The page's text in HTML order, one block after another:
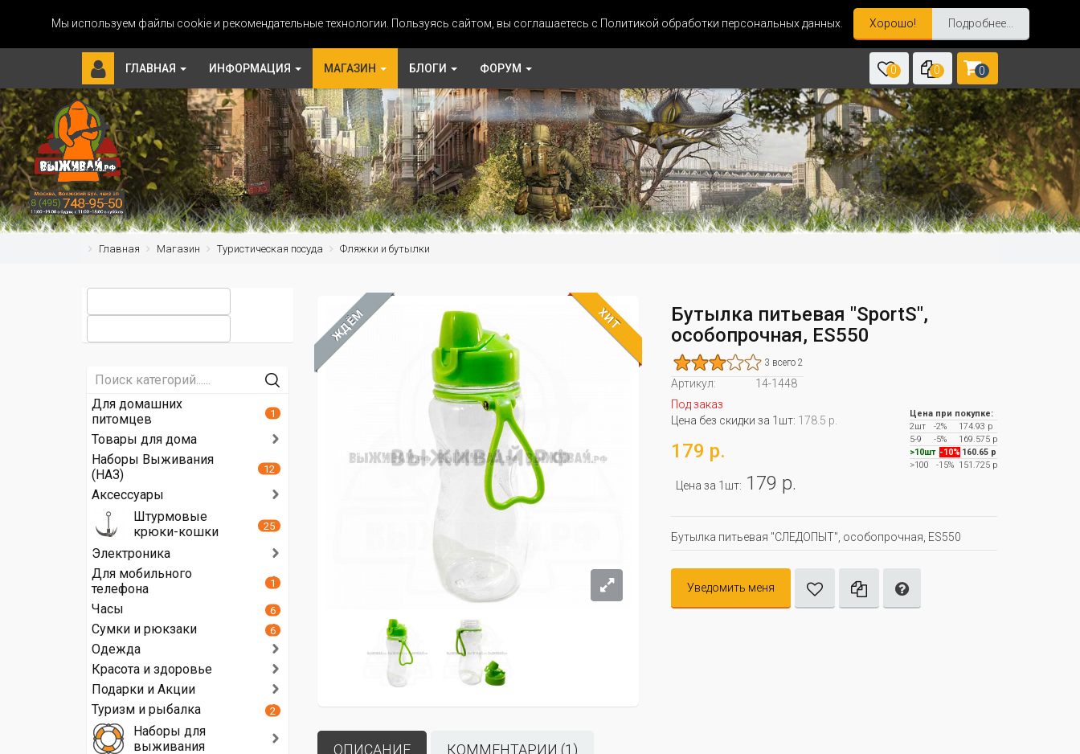
Мы используем файлы cookie и рекомендательные технологии. Пользуясь сайтом, вы соглашаетесь с Политикой обработки персональных данных. Хорошо! Подробнее...
ГЛАВНАЯ ИНФОРМАЦИЯ МАГАЗИН БЛОГИ ФОРУМ 0 0 0
Главная Магазин Туристическая посуда Фляжки и бутылки
ЖДЁМ ХИТ
Бутылка питьевая "SportS",
особопрочная, ES550
3 всего 2
Артикул:
14-1448
Под заказ
Цена без скидки за 1шт: 178.5 р.
179 р.
Цена за 1шт: 179 р.
Цена при покупке:
2шт
-2%
174.93 р
5-9
-5%
169.575 р
>10шт -10% 160.65 р
>100
-15%151.725 р
Бутылка питьевая "СЛЕДОПЫТ", особопрочная, ES550
Уведомить меня
ОПИСАНИЕ КОММЕНТАРИИ (1)
Для домашних
питомцев
1
Товары для дома
Наборы Выживания
(НАЗ)
12
Аксессуары
Штурмовые
крюки-кошки
25
Электроника
Для мобильного
телефона
1
Часы 6
Сумки и рюкзаки 6
Одежда
Красота и здоровье
Подарки и Акции
Туризм и рыбалка
2
Наборы для
выживания